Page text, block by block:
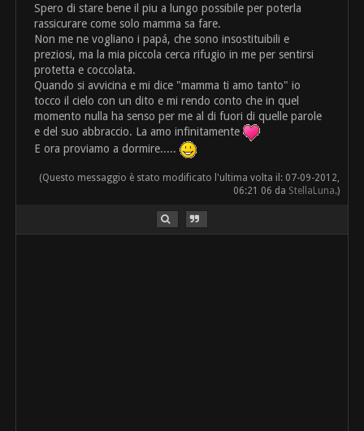
Spero di stare bene il piu a lungo possibile per poterla
rassicurare come solo mamma sa fare.
Non me ne vogliano i papá, che sono insostituibili e
preziosi, ma la mia piccola cerca rifugio in me per sentirsi
protetta e coccolata.
Quando si avvicina e mi dice "mamma ti amo tanto" io
tocco il cielo con un dito e mi rendo conto che in quel
momento nulla ha senso per me al di fuori di quelle parole
e del suo abbraccio. La amo infinitamente
E ora proviamo a dormire.....
(Questo messaggio è stato modificato l'ultima volta il: 07-09-2012,
06:21 06 da StellaLuna.)